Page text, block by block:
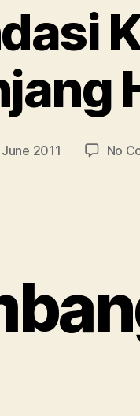
2011 No